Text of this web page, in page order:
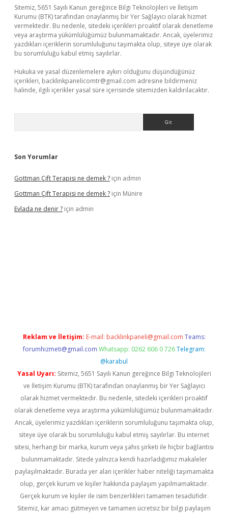
Sitemiz, 5651 Sayılı Kanun gereğince Bilgi Teknolojileri ve İletişim
Kurumu (BTK) tarafından onaylanmış bir Yer Sağlayıcı olarak hizmet
vermektedir. Bu nedenle, sitedeki içerikleri proaktif olarak denetleme
veya araştırma yükümlülüğümüz bulunmamaktadır. Ancak, üyelerimiz
yazdıkları içeriklerin sorumluluğunu taşımakta olup, siteye üye olarak
bu sorumluluğu kabul etmiş sayılırlar.
Hukuka ve yasal düzenlemelere aykırı olduğunu düşündüğünüz
içerikleri, backlinkpanelicomtr@gmail.com adresine bildirmeniz
halinde, ilgili içerikler yasal süre içerisinde sitemizden kaldırılacaktır.
Son Yorumlar
Gottman Çift Terapisi ne demek ? için admin
Gottman Çift Terapisi ne demek ? için Münire
Evlada ne denir ? için admin
Reklam ve İletişim: E-mail: backlinkpaneli@gmail.com Teams:
forumhizmeti@gmail.com Whatsapp: 0262 606 0 726 Telegram:
@karabul
Yasal Uyarı: Sitemiz, 5651 Sayılı Kanun gereğince Bilgi Teknolojileri
ve İletişim Kurumu (BTK) tarafından onaylanmış bir Yer Sağlayıcı
olarak hizmet vermektedir. Bu nedenle, sitedeki içerikleri proaktif
olarak denetleme veya araştırma yükümlülüğümüz bulunmamaktadır.
Ancak, üyelerimiz yazdıkları içeriklerin sorumluluğunu taşımakta olup,
siteye üye olarak bu sorumluluğu kabul etmiş sayılırlar. Bu internet
sitesi, herhangi bir marka, kurum veya şahıs şirketi ile hiçbir bağlantısı
bulunmamaktadır. Sitede yalnızca kendi hazırladığımız makaleler
paylaşılmaktadır. Burada yer alan içerikler haber niteliği taşımamakta
olup, gerçek kurum ve kişiler hakkında paylaşım yapılmamaktadır.
Gerçek kurum ve kişiler ile isim benzerlikleri tamamen tesadüfidir.
Sitemiz, kar amacı gütmeyen ve tamamen ücretsiz bir bilgi paylaşım